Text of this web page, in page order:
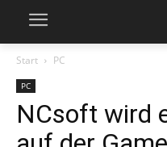
Start PC
PC
NCsoft wird